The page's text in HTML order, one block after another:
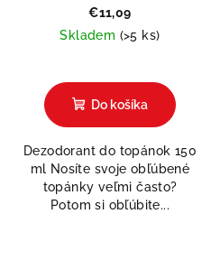
€11,09
Skladem (>5 ks)
Do košíka
Dezodorant do topánok 150
ml Nosíte svoje obľúbené
topánky veľmi často?
Potom si obľúbite...